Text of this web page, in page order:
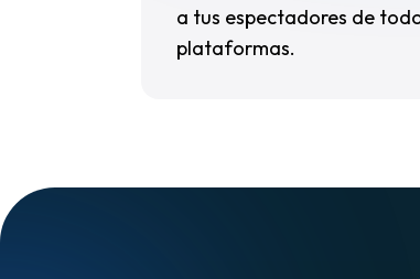
a tus espectadores de
plataformas.